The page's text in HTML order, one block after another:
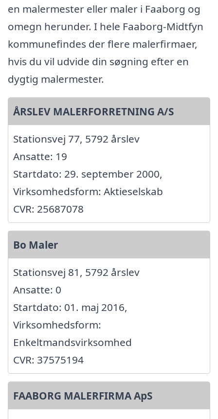
en malermester eller maler i Faaborg og
omegn herunder. I hele Faaborg-Midtfyn
kommunefindes der flere malerfirmaer,
hvis du vil udvide din søgning efter en
dygtig malermester.
ÅRSLEV MALERFORRETNING A/S
Stationsvej 77, 5792 årslev
Ansatte: 19
Startdato: 29. september 2000,
Virksomhedsform: Aktieselskab
CVR: 25687078
Bo Maler
Stationsvej 81, 5792 årslev
Ansatte: 0
Startdato: 01. maj 2016,
Virksomhedsform:
Enkeltmandsvirksomhed
CVR: 37575194
FAABORG MALERFIRMA ApS